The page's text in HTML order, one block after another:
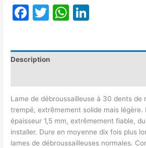
Facebook
TwitterWhatsApp
Description
Lame de débroussailleuse à 30 dents de
trempé, extrêmement solide mais
épaisseur 1,5 mm, extrêmement fiable,
installer. Dure en moyenne dix fois plus
lames de débroussailleuses normales.